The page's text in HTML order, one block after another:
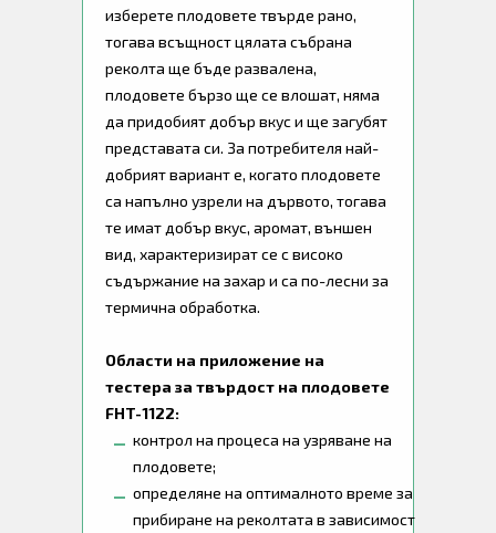
изберете плодовете твърде рано,
тогава всъщност цялата събрана
реколта ще бъде развалена,
плодовете бързо ще се влошат, няма
да придобият добър вкус и ще загубят
представата си. За потребителя най-
добрият вариант е, когато плодовете
са напълно узрели на дървото, тогава
те имат добър вкус, аромат, външен
вид, характеризират се с високо
съдържание на захар и са по-лесни за
термична обработка.
Области на приложение на
тестера за твърдост на плодовете
FHT-1122:
контрол на процеса на узряване на
плодовете;
определяне на оптималното време за
прибиране на реколтата в зависимост